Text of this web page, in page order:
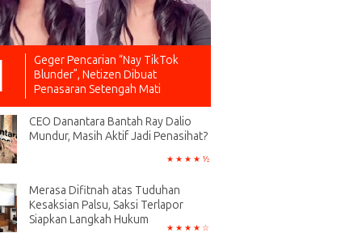
Geger Pencarian “Nay TikTok
Blunder”, Netizen Dibuat
Penasaran Setengah Mati
CEO Danantara Bantah Ray Dalio
Mundur, Masih Aktif Jadi Penasihat?
Merasa Difitnah atas Tuduhan
Kesaksian Palsu, Saksi Terlapor
Siapkan Langkah Hukum